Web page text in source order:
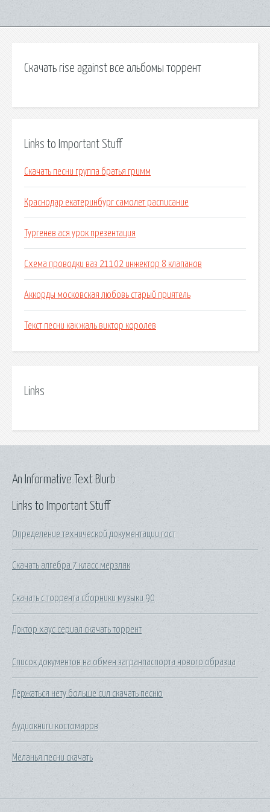
Скачать rise against все альбомы торрент
Links to Important Stuff
Скачать песни группа братья гримм
Краснодар екатеринбург самолет расписание
Тургенев ася урок презентация
Схема проводки ваз 21102 инжектор 8 клапанов
Аккорды московская любовь старый приятель
Текст песни как жаль виктор королев
Links
Links to Important Stuff
Определение технической документации гост
Скачать алгебра 7 класс мерзляк
Скачать с торрента сборники музыки 90
Доктор хаус сериал скачать торрент
Список документов на обмен загранпаспорта нового образца
Держаться нету больше сил скачать песню
Аудиокниги костомаров
Меланья песни скачать
An Informative Text Blurb